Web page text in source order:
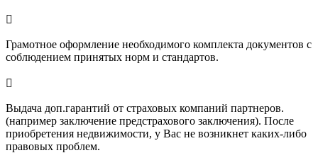

Грамотное оформление необходимого комплекта документов с
соблюдением принятых норм и стандартов.

Выдача доп.гарантий от страховых компаний партнеров.
(например заключение предстрахового заключения). После
приобретения недвижимости, у Вас не возникнет каких-либо
правовых проблем.